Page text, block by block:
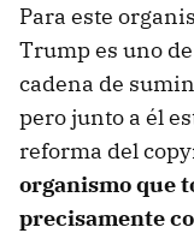
Para este
Trump es uno
cadena de
pero junto a él
reforma del
organismo que
precisamente